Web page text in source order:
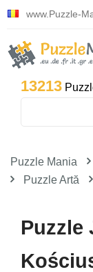
www.Puzzle-
13213
Puzzle Mania
Puzzle Artă
Puzzle